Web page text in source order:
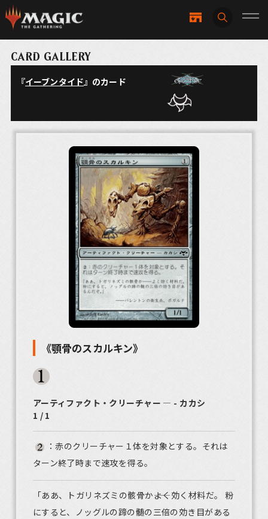
CARD GALLERY
『イーブンタイド』のカード
《顎骨のスカルキン》
アーティファクト・クリーチャー ― - カカシ
1 / 1
：赤のクリーチャー１体を対象とする。それは
ターン終了時まで速攻を得る。
「ああ、トガリネズミの骸骨か――よく効く材料だ。 粉
にすると、ノッグルの蹄の髄の三倍の効き目がある